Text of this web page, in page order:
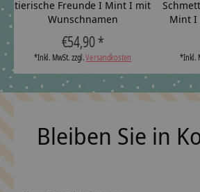
tierische Freunde I Mint I mit
Wunschnamen
€54,90 *
*Inkl. MwSt. zzgl.Versandkosten
Mint I
*Inkl.
Bleiben Sie in